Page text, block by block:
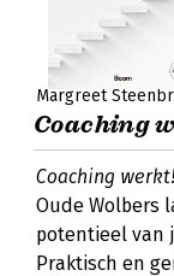
Margreet
Coaching
Coaching werkt!
Oude Wolbers
potentieel van
Praktisch en